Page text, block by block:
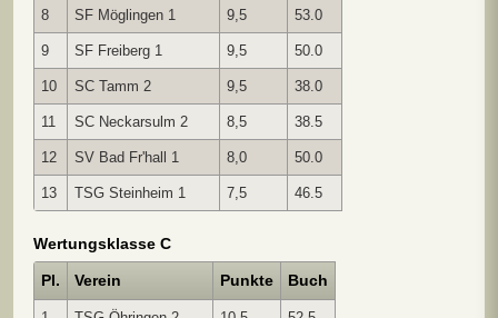
8 SF Möglingen 1 9,5 53.0
9 SF Freiberg 1 9,5 50.0
10 SC Tamm 2 9,5 38.0
11 SC Neckarsulm 2 8,5 38.5
12 SV Bad Fr'hall 1 8,0 50.0
13 TSG Steinheim 1 7,5 46.5
Wertungsklasse C
Pl. Verein Punkte Buch